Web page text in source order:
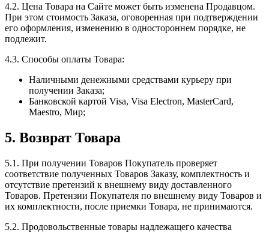
4.2. Цена Товара на Сайте может быть изменена Продавцом.
При этом стоимость Заказа, оговоренная при подтверждении
его оформления, изменению в одностороннем порядке, не
подлежит.
4.3. Способы оплаты Товара:
Наличными денежными средствами курьеру при
получении Заказа;
Банковской картой Visa, Visa Electron, MasterCard,
Maestro, Мир;
5. Возврат Товара
5.1. При получении Товаров Покупатель проверяет
соответствие полученных Товаров Заказу, комплектность и
отсутствие претензий к внешнему виду доставленного
Товаров. Претензии Покупателя по внешнему виду Товаров и
их комплектности, после приемки Товара, не принимаются.
5.2. Продовольственные товары надлежащего качества